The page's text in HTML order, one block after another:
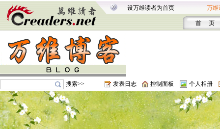
设万维读者为首页 万维
首 页
搜索>> 发表日志 控制面板 个人相册